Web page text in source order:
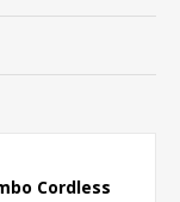
Cordless